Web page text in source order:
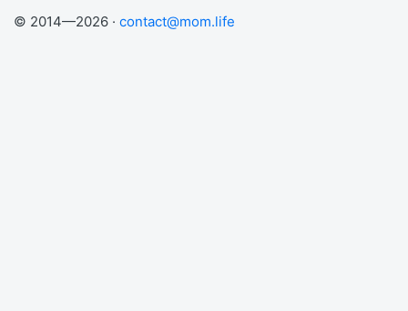
© 2014—2026 · contact@mom.life